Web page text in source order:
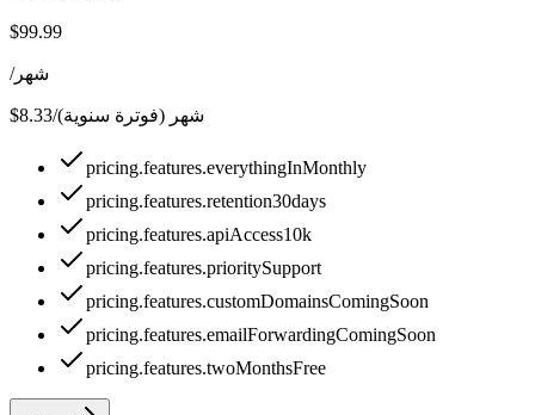
$99.99
/شهر
$8.33 /شهر (فوترة سنوية)
pricing.features.everythingInMonthly
pricing.features.retention30days
pricing.features.apiAccess10k
pricing.features.prioritySupport
pricing.features.customDomainsComingSoon
pricing.features.emailForwardingComingSoon
pricing.features.twoMonthsFree